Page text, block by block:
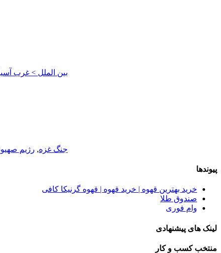
بین الملل > غرب
جنگ غزه, رژیم
پیوندها
خرید بهترین قهوه | خرید قهوه | قهوه گرنیکا کافی
صندوق طلا
وام فوری
لینک های پیشنهادی
منتخب کسب و کار